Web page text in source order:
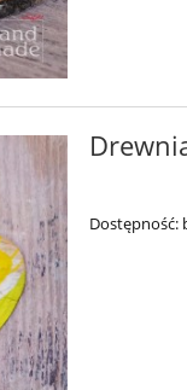
Dostępność: